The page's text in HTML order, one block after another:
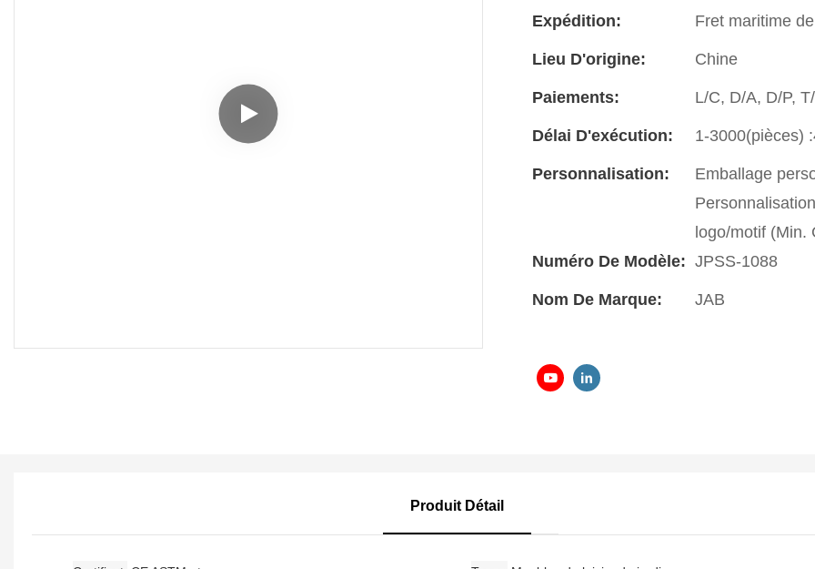
Expédition: Fret maritime
Lieu D'origine: Chine
Paiements: L/C, D/A, D/P,
Délai D'exécution: 1-3000(pièces)
Personnalisation:
Emballage
logo/motif (Min.
Numéro De Modèle: JPSS-1088
Nom De Marque: JAB
Produit Détail